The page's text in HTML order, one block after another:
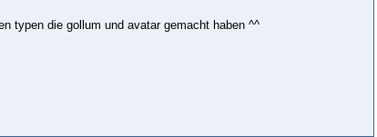
typen die gollum und avatar gemacht haben ^^